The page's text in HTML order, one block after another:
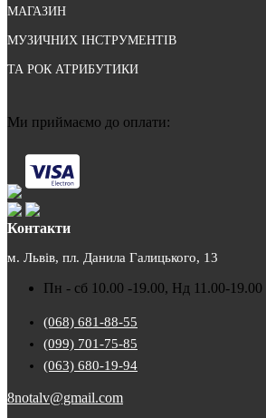
МАГАЗИН
МУЗИЧНИХ ІНСТРУМЕНТІВ
ТА РОК АТРИБУТИКИ
Ми приймаємо до оплати:
Контакти
м. Львів, пл. Данила Галицького, 13
Пн - сб 10.00 -19.00, Нд 11.00-19.00
(068) 681-88-55
(099) 701-75-85
(063) 680-19-94
8notalv@gmail.com